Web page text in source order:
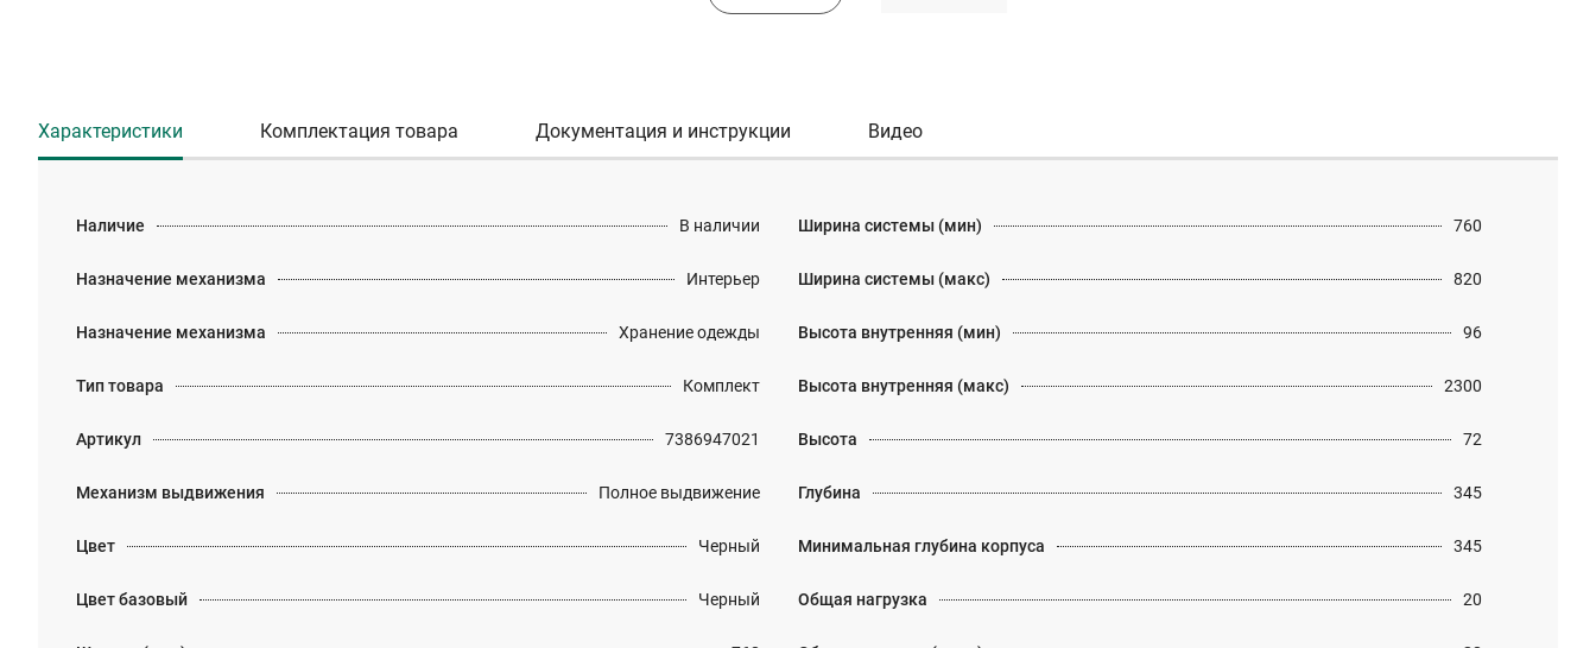
Характеристики Комплектация товара Документация и инструкции Видео
Наличие В наличии
Назначение механизма Интерьер
Назначение механизма Хранение одежды
Тип товара Комплект
Артикул 7386947021
Механизм выдвижения Полное выдвижение
Цвет Черный
Цвет базовый Черный
Ширина системы (мин) 760
Ширина системы (макс) 820
Высота внутренняя (мин) 96
Высота внутренняя (макс) 2300
Высота 72
Глубина 345
Минимальная глубина корпуса 345
Общая нагрузка 20